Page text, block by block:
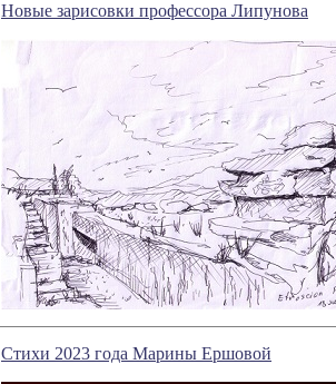
Новые зарисовки профессора Липунова
Стихи 2023 года Марины Ершовой